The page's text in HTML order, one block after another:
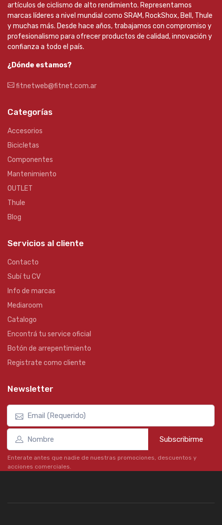
artículos de ciclismo de alto rendimiento. Representamos
marcas líderes a nivel mundial como SRAM, RockShox, Bell, Thule
y muchas más. Desde hace años, trabajamos con compromiso y
profesionalismo para ofrecer productos de calidad, innovación y
confianza a todo el país.
¿Dónde estamos?
fitnetweb@fitnet.com.ar
Categorías
Accesorios
Bicicletas
Componentes
Mantenimiento
OUTLET
Thule
Blog
Servicios al cliente
Contacto
Subí tu CV
Info de marcas
Mediaroom
Catalogo
Encontrá tu service oficial
Botón de arrepentimiento
Registrate como cliente
Newsletter
Subscribirme
Enterate antes que nadie de nuestras promociones, descuentos y
acciones comerciales.